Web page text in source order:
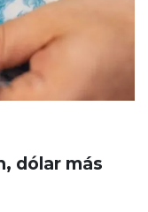
dólar más